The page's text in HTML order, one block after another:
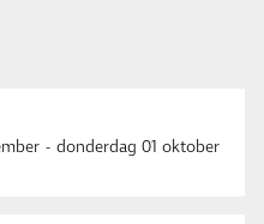
- donderdag 01 oktober